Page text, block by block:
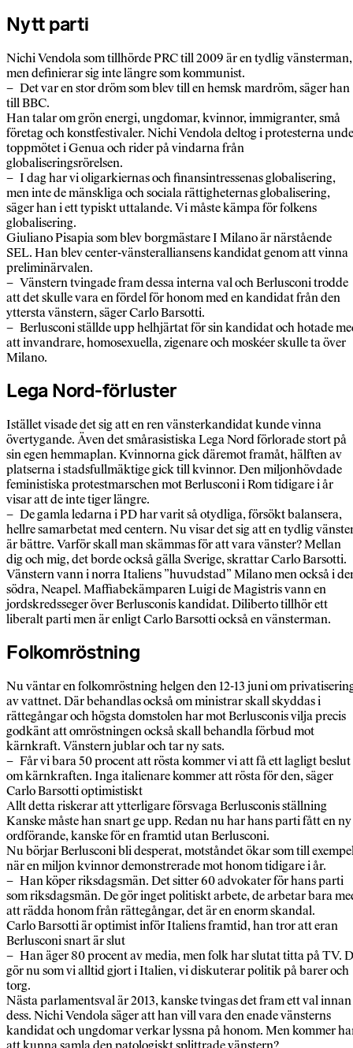
Nytt parti
Nichi Vendola som tillhörde PRC till 2009 är en tydlig vänsterman,
men definierar sig inte längre som kommunist.
– Det var en stor dröm som blev till en hemsk mardröm, säger han
till BBC.
Han talar om grön energi, ungdomar, kvinnor, immigranter, små
företag och konstfestivaler. Nichi Vendola deltog i protesterna
toppmötet i Genua och rider på vindarna från
globaliseringsrörelsen.
– I dag har vi oligarkiernas och finansintressenas globalisering,
men inte de mänskliga och sociala rättigheternas globalisering,
säger han i ett typiskt uttalande. Vi måste kämpa för folkens
globalisering.
Giuliano Pisapia som blev borgmästare I Milano är närstående
SEL. Han blev center-vänsteralliansens kandidat genom att vinna
preliminärvalen.
– Vänstern tvingade fram dessa interna val och Berlusconi trodde
att det skulle vara en fördel för honom med en kandidat från den
yttersta vänstern, säger Carlo Barsotti.
– Berlusconi ställde upp helhjärtat för sin kandidat och hotade
att invandrare, homosexuella, zigenare och moskéer skulle ta över
Milano.
Lega Nord-förluster
Istället visade det sig att en ren vänsterkandidat kunde vinna
övertygande. Även det smårasistiska Lega Nord förlorade stort på
sin egen hemmaplan. Kvinnorna gick däremot framåt, hälften av
platserna i stadsfullmäktige gick till kvinnor. Den miljonhövdade
feministiska protestmarschen mot Berlusconi i Rom tidigare i år
visar att de inte tiger längre.
– De gamla ledarna i PD har varit så otydliga, försökt balansera,
hellre samarbetat med centern. Nu visar det sig att en tydlig
är bättre. Varför skall man skämmas för att vara vänster? Mellan
dig och mig, det borde också gälla Sverige, skrattar Carlo Barsotti.
Vänstern vann i norra Italiens ”huvudstad” Milano men också i
södra, Neapel. Maffiabekämparen Luigi de Magistris vann en
jordskredsseger över Berlusconis kandidat. Diliberto tillhör ett
liberalt parti men är enligt Carlo Barsotti också en vänsterman.
Folkomröstning
Nu väntar en folkomröstning helgen den 12-13 juni om
av vattnet. Där behandlas också om ministrar skall skyddas i
rättegångar och högsta domstolen har mot Berlusconis vilja precis
godkänt att omröstningen också skall behandla förbud mot
kärnkraft. Vänstern jublar och tar ny sats.
– Får vi bara 50 procent att rösta kommer vi att få ett lagligt beslut
om kärnkraften. Inga italienare kommer att rösta för den, säger
Carlo Barsotti optimistiskt
Allt detta riskerar att ytterligare försvaga Berlusconis ställning
Kanske måste han snart ge upp. Redan nu har hans parti fått en ny
ordförande, kanske för en framtid utan Berlusconi.
Nu börjar Berlusconi bli desperat, motståndet ökar som till
när en miljon kvinnor demonstrerade mot honom tidigare i år.
– Han köper riksdagsmän. Det sitter 60 advokater för hans parti
som riksdagsmän. De gör inget politiskt arbete, de arbetar bara
att rädda honom från rättegångar, det är en enorm skandal.
Carlo Barsotti är optimist inför Italiens framtid, han tror att eran
Berlusconi snart är slut
– Han äger 80 procent av media, men folk har slutat titta på TV.
gör nu som vi alltid gjort i Italien, vi diskuterar politik på barer och
torg.
Nästa parlamentsval är 2013, kanske tvingas det fram ett val innan
dess. Nichi Vendola säger att han vill vara den enade vänsterns
kandidat och ungdomar verkar lyssna på honom. Men kommer